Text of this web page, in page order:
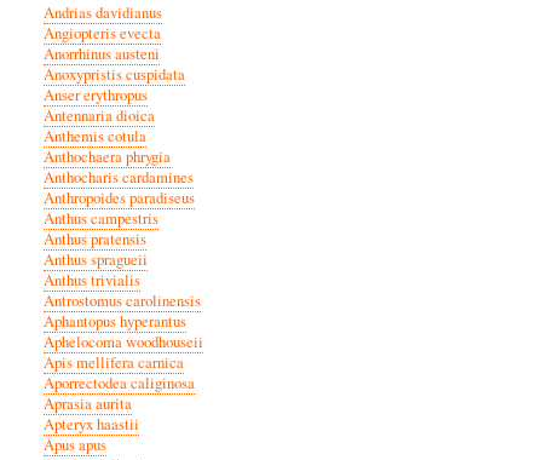
Andrias davidianus
Angiopteris evecta
Anorrhinus austeni
Anoxypristis cuspidata
Anser erythropus
Antennaria dioica
Anthemis cotula
Anthochaera phrygia
Anthocharis cardamines
Anthropoides paradiseus
Anthus campestris
Anthus pratensis
Anthus spragueii
Anthus trivialis
Antrostomus carolinensis
Aphantopus hyperantus
Aphelocoma woodhouseii
Apis mellifera carnica
Aporrectodea caliginosa
Aprasia aurita
Apteryx haastii
Apus apus